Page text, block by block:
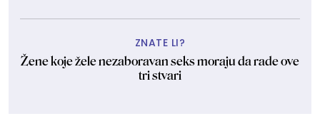
ZNATE LI?
Žene koje žele nezaboravan seks moraju da rade ove
tri stvari